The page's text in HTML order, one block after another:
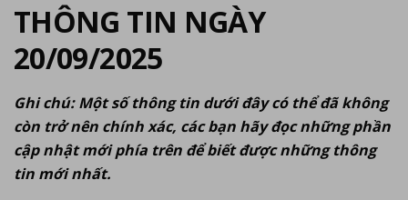
THÔNG TIN NGÀY
20/09/2025
Ghi chú: Một số thông tin dưới đây có thể đã không
còn trở nên chính xác, các bạn hãy đọc những phần
cập nhật mới phía trên để biết được những thông
tin mới nhất.